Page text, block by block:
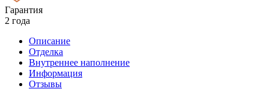
Гарантия
2 года
Описание
Отделка
Внутреннее наполнение
Информация
Отзывы